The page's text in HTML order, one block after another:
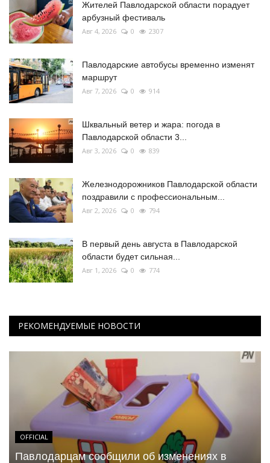
Жителей Павлодарской области порадует
арбузный фестиваль
Авг 4, 2026 0 2307
Павлодарские автобусы временно изменят
маршрут
Авг 7, 2026 0 914
Шквальный ветер и жара: погода в
Павлодарской области 3...
Авг 3, 2026 0 839
Железнодорожников Павлодарской области
поздравили с профессиональным...
Авг 2, 2026 0 794
В первый день августа в Павлодарской
области будет сильная...
Авг 1, 2026 0 774
РЕКОМЕНДУЕМЫЕ НОВОСТИ
OFFICIAL
Павлодарцам сообщили об изменениях в